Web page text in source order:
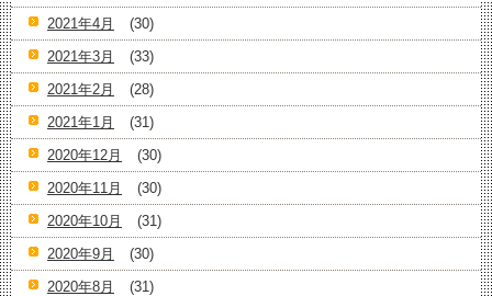
2021年4月
(30)
2021年3月
(33)
2021年2月
(28)
2021年1月
(31)
2020年12月
(30)
2020年11月
(30)
2020年10月
(31)
2020年9月
(30)
2020年8月
(31)